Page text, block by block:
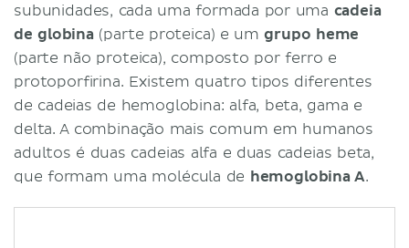
subunidades, cada uma formada por uma cadeia
de globina (parte proteica) e umgrupo heme
(parte não proteica), composto por ferro e
protoporfirina. Existem quatro tipos diferentes
de cadeias de hemoglobina: alfa, beta, gama e
delta. A combinação mais comum em humanos
adultos é duas cadeias alfa e duas cadeias beta,
que formam uma molécula de hemoglobina A.